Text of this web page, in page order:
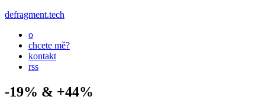
defragment.tech
o
chcete mě?
kontakt
rss
-19% & +44%